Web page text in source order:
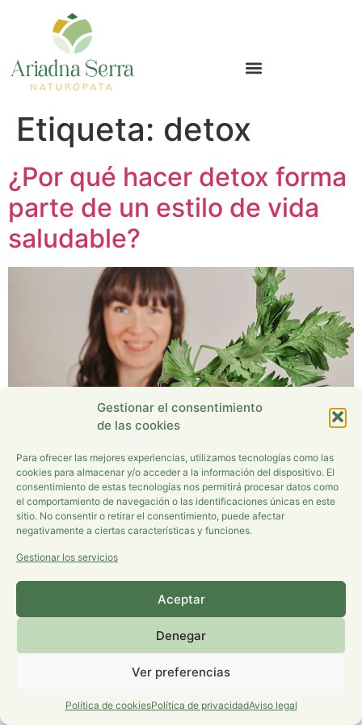
Gestionar el consentimiento
de las cookies
Para ofrecer las mejores experiencias, utilizamos tecnologías como las
cookies para almacenar y/o acceder a la información del dispositivo. El
consentimiento de estas tecnologías nos permitirá procesar datos como
el comportamiento de navegación o las identificaciones únicas en este
sitio. No consentir o retirar el consentimiento, puede afectar
negativamente a ciertas características y funciones.
Gestionar los servicios
Aceptar
Denegar
Ver preferencias
Política de cookiesPolítica de privacidadAviso legal
Etiqueta: detox
¿Por qué hacer detox forma
parte de un estilo de vida
saludable?
En los últimos tiempos se han puesto muy de moda las
conscientes de que limpiar el cuerpo por dentro forma
parte del plan para un estilo de vida saludable que nos
haga sentir con vitalidad, ligereza y energía. ¿PORQUÉ
HACER DETOX? Nuestro cuerpo se va […]